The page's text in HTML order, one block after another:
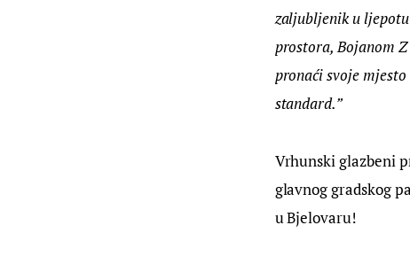
zaljubljenik u
prostora, Bojanom
pronaći svoje
standard.”
Vrhunski glazbeni
glavnog gradskog
u Bjelovaru!